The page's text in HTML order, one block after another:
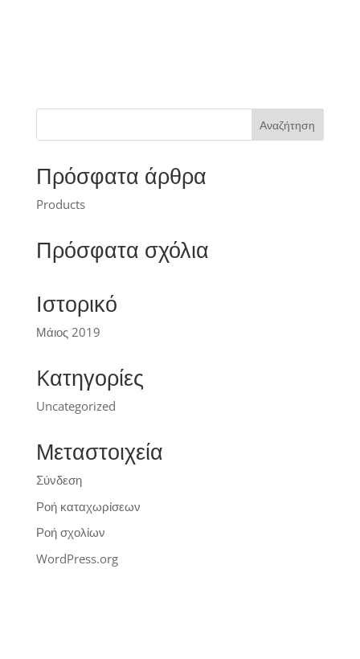
Πρόσφατα άρθρα
Products
Πρόσφατα σχόλια
Ιστορικό
Μάιος 2019
Kατηγορίες
Uncategorized
Μεταστοιχεία
Σύνδεση
Ροή καταχωρίσεων
Ροή σχολίων
WordPress.org